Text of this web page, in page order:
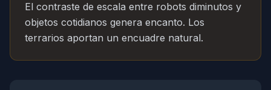
El contraste de escala entre robots diminutos y
objetos cotidianos genera encanto. Los
terrarios aportan un encuadre natural.